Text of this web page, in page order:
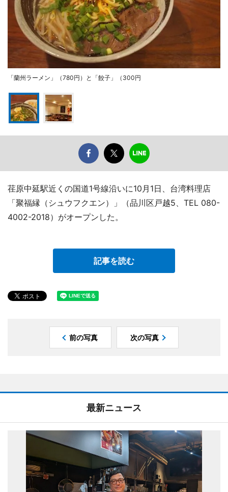
「蘭州ラーメン」（780円）と「餃子」（300円
荏原中延駅近くの国道1号線沿いに10月1日、台湾料理店
「聚福縁（シュウフクエン）」（品川区戸越5、TEL 080-
4002-2018）がオープンした。
記事を読む
前の写真 次の写真
最新ニュース